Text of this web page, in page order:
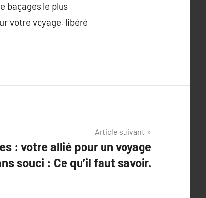
bagages le plus
votre voyage, libéré
Article suivant
: votre allié pour un voyage
souci : Ce qu’il faut savoir.